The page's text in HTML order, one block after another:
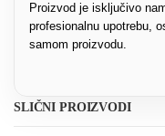
Proizvod je isključivo
profesionalnu upotrebu,
samom proizvodu.
SLIČNI PROIZVODI